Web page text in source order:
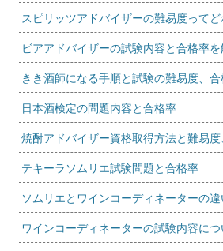
スピリッツアドバイザーの難易度ってど
ビアアドバイザーの試験内容と合格率
きき酒師になる手順と試験の難易度、
日本酒検定の問題内容と合格率
焼酎アドバイザー資格取得方法と難易
テキーラソムリエ試験問題と合格率
ソムリエとワインコーディネーターの
ワインコーディネーターの試験内容につ